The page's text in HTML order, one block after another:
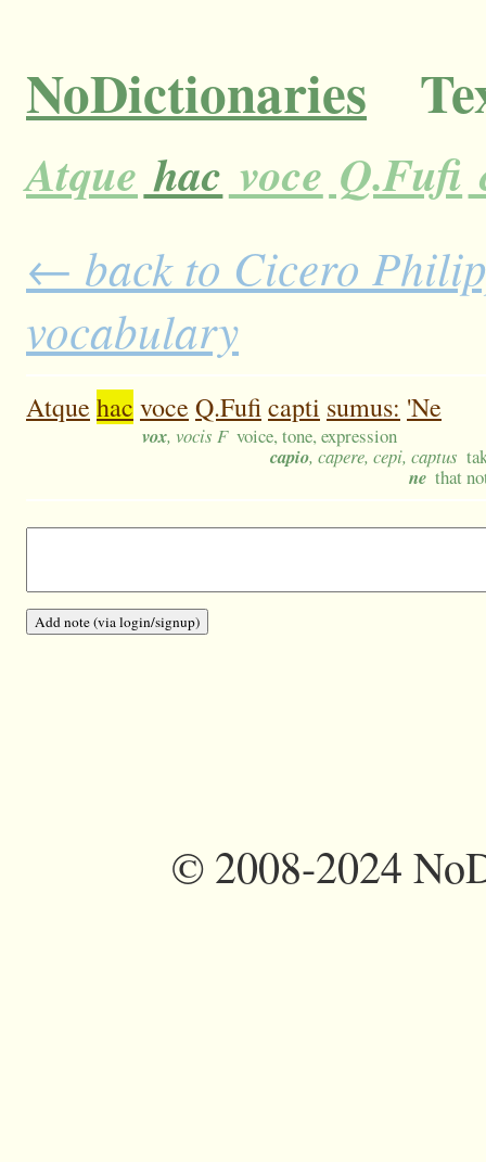
NoDictionaries
Atque hac voce Q.Fufi
← back to Cicero
vocabulary
Atque hac voce Q.Fuficapti sumus: 'Ne
vox, vocis F voice, tone, expression
capio, capere, cepi, captus
ne that
©2008-2024